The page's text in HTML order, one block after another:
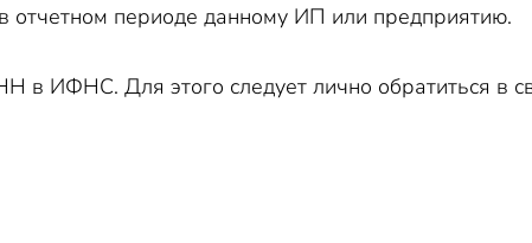
отчетном периоде данному ИП или предприятию.
ИФНС. Для этого следует лично обратиться в